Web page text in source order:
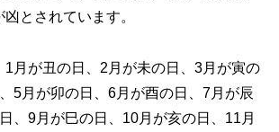
とされています。
1月が丑の日、2月が未の日、3月が寅の
5月が卯の日、6月が酉の日、7月が辰
、9月が巳の日、10月が亥の日、11月